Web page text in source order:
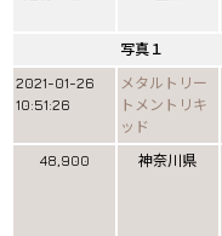
写真１
2021-01-26
10:51:26
メタルトリー
トメントリキ
ッド
48,900 神奈川県